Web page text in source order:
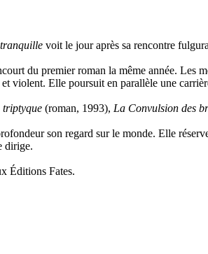
voit le jour après sa rencontre
du premier roman la même année. Les
violent. Elle poursuit en parallèle une
triptyque (roman, 1993), La Convulsion des
son regard sur le monde. Elle
dirige.
Éditions Fates.